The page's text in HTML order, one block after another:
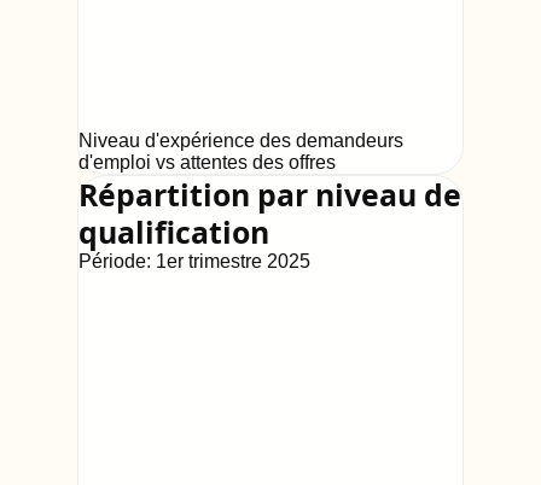
Niveau d'expérience des demandeurs
d'emploi vs attentes des offres
Répartition par niveau de
qualification
Période: 1er trimestre 2025